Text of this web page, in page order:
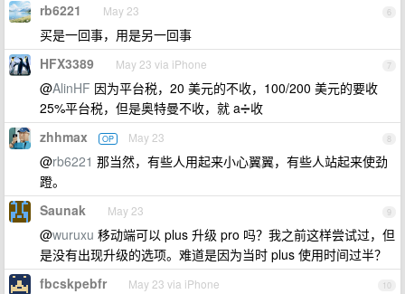
6
rb6221 May 23
买是一回事，用是另一回事
7
HFX3389 May 23 via iPhone
@AlinHF 因为平台税，20 美元的不收，100/200 美元的要收
25%平台税，但是奥特曼不收，就 a➗收
8
zhhmax OP May 23
@rb6221 那当然，有些人用起来小心翼翼，有些人站起来使劲
蹬。
9
Saunak May 23
@wuruxu 移动端可以 plus 升级 pro 吗？我之前这样尝试过，但
是没有出现升级的选项。难道是因为当时 plus 使用时间过半？
10
fbcskpebfr May 23 via iPhone